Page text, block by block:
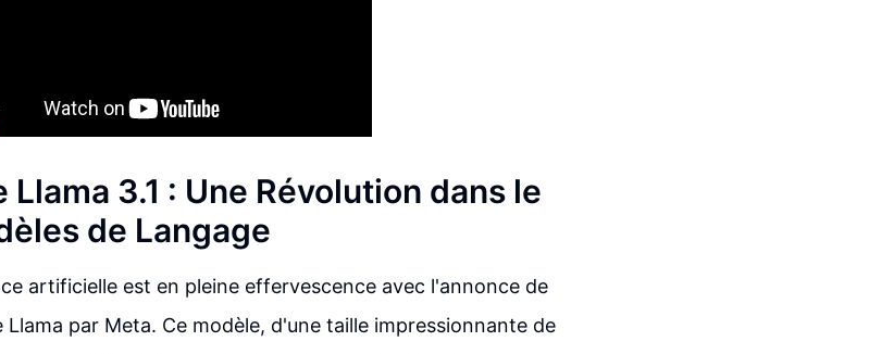
Llama 3.1 : Une Révolution dans le
de Langage
artificielle est en pleine effervescence avec l'annonce de
Llama par Meta. Ce modèle, d'une taille impressionnante de